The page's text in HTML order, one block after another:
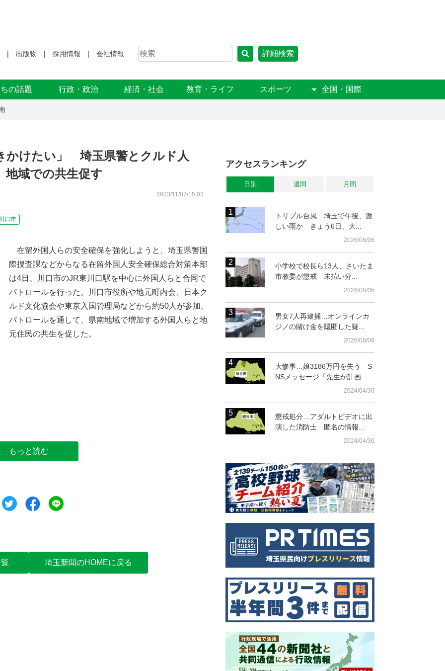
出版物 採用情報 会社情報 詳細検索
ちの話題 行政・政治 経済・社会 教育・ライフ スポーツ 全国・国際
かけたい」 埼玉県警とクルド人
域での共生促す
2023/11/07/15:03
川口市
在留外国人らの安全確保を強化しようと、埼玉県警国
際捜査課などからなる在留外国人安全確保総合対策本部
は4日、川口市のJR東川口駅を中心に外国人らと合同で
パトロールを行った。川口市役所や地元町内会、日本ク
ルド文化協会や東京入国管理局などから約50人が参加。
パトロールを通して、県南地域で増加する外国人らと地
元住民の共生を促した。
もっと読む
ツイートシェア
埼玉新聞のHOMEに戻る
アクセスランキング
日別 週間 月間
トリプル台風…埼玉で午後、激
しい雨か きょう6日、大...
2026/08/06
小学校で校長ら13人、さいたま
市教委が懲戒 未払い分...
2026/08/05
男女7人再逮捕…オンラインカ
ジノの賭け金を隠匿した疑...
2026/08/06
大惨事…娘3186万円を失う S
NSメッセージ「先生が計画...
2024/04/30
懲戒処分…アダルトビデオに出
演した消防士 匿名の情報...
2024/04/30